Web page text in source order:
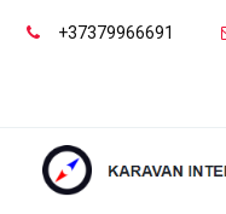
+37379966691